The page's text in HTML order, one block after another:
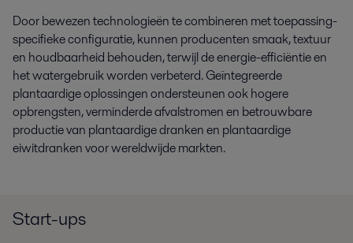
Door bewezen technologieën te combineren met toepassing-
specifieke configuratie, kunnen producenten smaak, textuur
en houdbaarheid behouden, terwijl de energie-efficiëntie en
het watergebruik worden verbeterd. Geïntegreerde
plantaardige oplossingen ondersteunen ook hogere
opbrengsten, verminderde afvalstromen en betrouwbare
productie van plantaardige dranken en plantaardige
eiwitdranken voor wereldwijde markten.
Start-ups